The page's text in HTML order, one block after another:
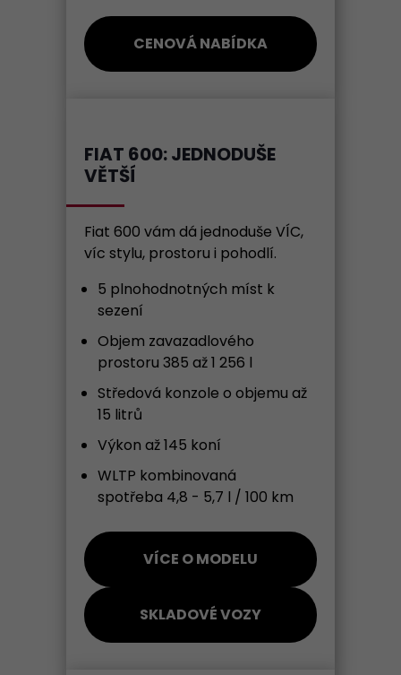
CENOVÁ NABÍDKA
FIAT 600: JEDNODUŠE
VĚTŠÍ
Fiat 600 vám dá jednoduše VÍC,
víc stylu, prostoru i pohodlí.
5 plnohodnotných míst k
sezení
Objem zavazadlového
prostoru 385 až 1 256 l
Středová konzole o objemu až
15 litrů
Výkon až 145 koní
WLTP kombinovaná
spotřeba 4,8 - 5,7 l / 100 km
VÍCE O MODELU
SKLADOVÉ VOZY